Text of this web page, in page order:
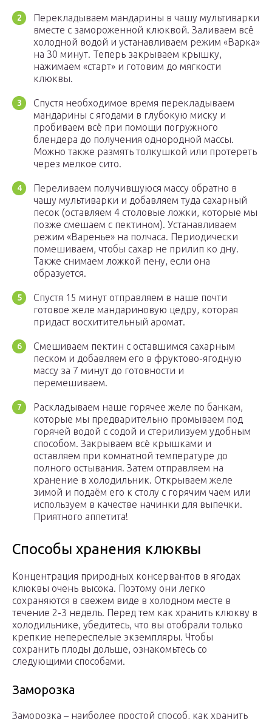
Перекладываем мандарины в чашу мультиварки
вместе с замороженной клюквой. Заливаем всё
холодной водой и устанавливаем режим «Варка»
на 30 минут. Теперь закрываем крышку,
нажимаем «старт» и готовим до мягкости
клюквы.
Спустя необходимое время перекладываем
мандарины с ягодами в глубокую миску и
пробиваем всё при помощи погружного
блендера до получения однородной массы.
Можно также размять толкушкой или протереть
через мелкое сито.
Переливаем получившуюся массу обратно в
чашу мультиварки и добавляем туда сахарный
песок (оставляем 4 столовые ложки, которые мы
позже смешаем с пектином). Устанавливаем
режим «Варенье» на полчаса. Периодически
помешиваем, чтобы сахар не прилип ко дну.
Также снимаем ложкой пену, если она
образуется.
Спустя 15 минут отправляем в наше почти
готовое желе мандариновую цедру, которая
придаст восхитительный аромат.
Смешиваем пектин с оставшимся сахарным
песком и добавляем его в фруктово-ягодную
массу за 7 минут до готовности и
перемешиваем.
Раскладываем наше горячее желе по банкам,
которые мы предварительно промываем под
горячей водой с содой и стерилизуем удобным
способом. Закрываем всё крышками и
оставляем при комнатной температуре до
полного остывания. Затем отправляем на
хранение в холодильник. Открываем желе
зимой и подаём его к столу с горячим чаем или
используем в качестве начинки для выпечки.
Приятного аппетита!
Способы хранения клюквы
Концентрация природных консервантов в ягодах
клюквы очень высока. Поэтому они легко
сохраняются в свежем виде в холодном месте в
течение 2-3 недель. Перед тем как хранить клюкву в
холодильнике, убедитесь, что вы отобрали только
крепкие непереспелые экземпляры. Чтобы
сохранить плоды дольше, ознакомьтесь со
следующими способами.
Заморозка
Заморозка – наиболее простой способ, как хранить